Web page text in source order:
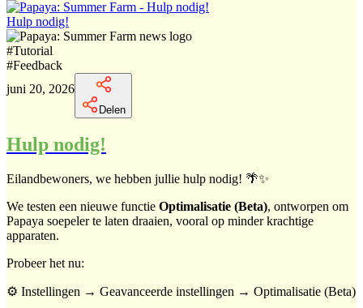
Hulp nodig!
#Tutorial
#Feedback
juni 20, 2026
Delen
Hulp nodig!
Eilandbewoners, we hebben jullie hulp nodig! 🌴✨
We testen een nieuwe functie Optimalisatie (Beta), ontworpen om
Papaya soepeler te laten draaien, vooral op minder krachtige
apparaten.
Probeer het nu:
⚙️ Instellingen → Geavanceerde instellingen → Optimalisatie (Beta)